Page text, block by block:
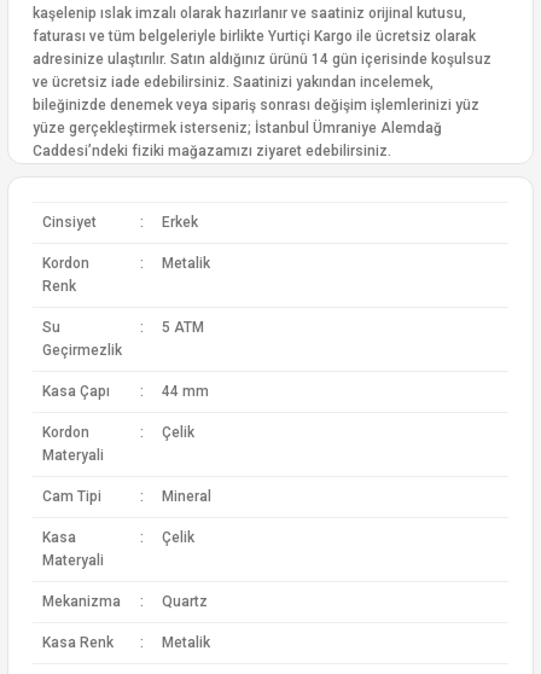
kaşelenip ıslak imzalı olarak hazırlanır ve saatiniz orijinal kutusu,
faturası ve tüm belgeleriyle birlikte Yurtiçi Kargo ile ücretsiz olarak
adresinize ulaştırılır. Satın aldığınız ürünü 14 gün içerisinde koşulsuz
ve ücretsiz iade edebilirsiniz. Saatinizi yakından incelemek,
bileğinizde denemek veya sipariş sonrası değişim işlemlerinizi yüz
yüze gerçekleştirmek isterseniz; İstanbul Ümraniye Alemdağ
Caddesi’ndeki fiziki mağazamızı ziyaret edebilirsiniz.
Cinsiyet : Erkek
Kordon
Renk
: Metalik
Su
Geçirmezlik
: 5 ATM
Kasa Çapı : 44 mm
Kordon
Materyali
: Çelik
Cam Tipi : Mineral
Kasa
Materyali
: Çelik
Mekanizma : Quartz
Kasa Renk : Metalik